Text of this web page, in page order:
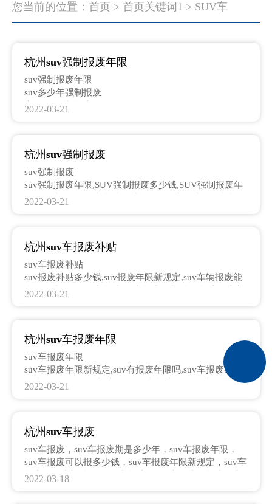
您当前的位置： 首页 > 首页关键词1 > SUV车
杭州suv强制报废年限
suv强制报废年限
suv多少年强制报废
家用suv强制报废年限
柴油suv车报废年限
suv有报废年限吗
家用suv报废年限
suv开多少年强制报废
杭州suv强制报废年限
杭州家用轿车报废年限
suv使用年限是多少年
suv汽车多少年强制报废
suv使用年限
suv车辆报废年限
2022-03-21
杭州suv强制报废
suv强制报废
suv强制报废年限,SUV强制报废多少钱,SUV强制报废年
限是多少年,suv强制报废多少年,suv汽车多少年强制报
车辆最新规定,suv开多少年强制报废,杭州车辆强制报
废,suv多久报废
2022-03-21
杭州suv车报废补贴
suv车报废补贴
suv报废补贴多少钱,suv报废年限新规定,suv车辆报废能
拿到多少钱,suv强制报废,轿车报废有补贴吗,报废轿车补
废补贴,杭州市报废汽车补贴政策,杭州报废车补贴政策
2022,杭州新车补贴政策,2022年杭州报废机动车补贴标
准,杭州旧车淘汰补贴政策,杭州汽车补贴,杭州旧车补贴
2022-03-21
杭州suv车报废年限
suv车报废年限
suv车报废年限新规定,suv有报废年限吗,suv车报废期是
多少年,suv几年报废,家用suv强制报废年限,轿车有年限
报废年限规定,杭州家用轿车报废年限,杭州汽车多少年强
制报废,柴油suv车报废年限,杭州车辆多少年报废
2022-03-21
杭州suv车报废
suv车报废，suv车报废期是多少年，suv车报废年限，
suv车报废可以报多少钱，suv车报废年限新规定，suv车
报废有多少补贴，suv强制报废，suv车多少年报废，家
2022-03-18